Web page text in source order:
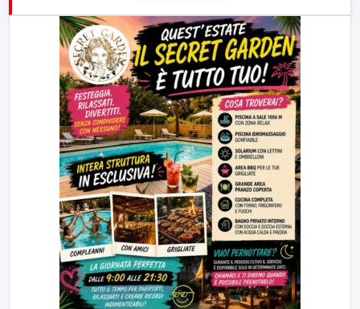
LabNews (replica)